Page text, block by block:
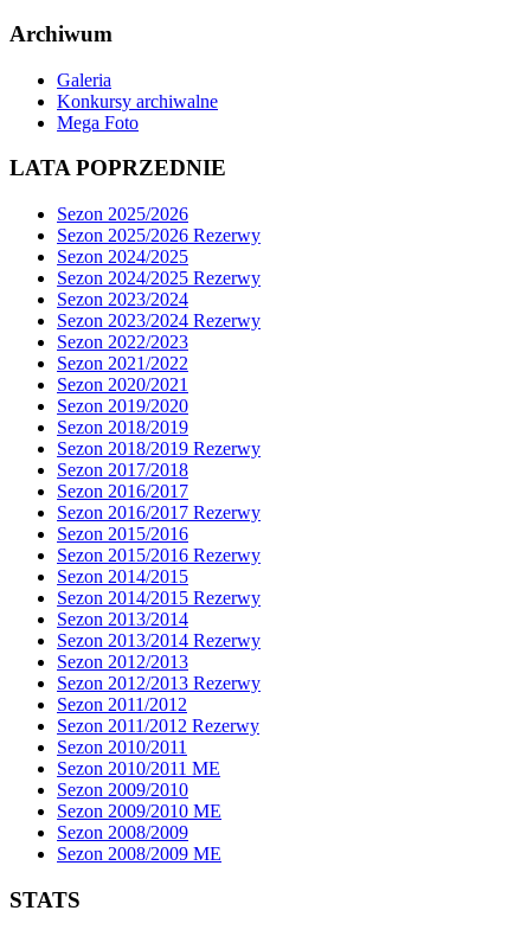
Archiwum
Galeria
Konkursy archiwalne
Mega Foto
LATA POPRZEDNIE
Sezon 2025/2026
Sezon 2025/2026 Rezerwy
Sezon 2024/2025
Sezon 2024/2025 Rezerwy
Sezon 2023/2024
Sezon 2023/2024 Rezerwy
Sezon 2022/2023
Sezon 2021/2022
Sezon 2020/2021
Sezon 2019/2020
Sezon 2018/2019
Sezon 2018/2019 Rezerwy
Sezon 2017/2018
Sezon 2016/2017
Sezon 2016/2017 Rezerwy
Sezon 2015/2016
Sezon 2015/2016 Rezerwy
Sezon 2014/2015
Sezon 2014/2015 Rezerwy
Sezon 2013/2014
Sezon 2013/2014 Rezerwy
Sezon 2012/2013
Sezon 2012/2013 Rezerwy
Sezon 2011/2012
Sezon 2011/2012 Rezerwy
Sezon 2010/2011
Sezon 2010/2011 ME
Sezon 2009/2010
Sezon 2009/2010 ME
Sezon 2008/2009
Sezon 2008/2009 ME
STATS